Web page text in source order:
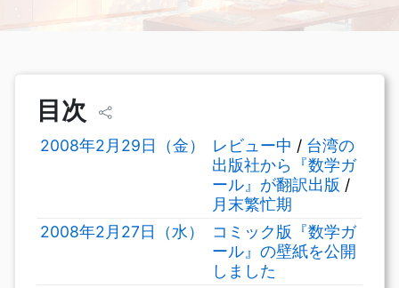
目次
2008年2月29日（金） レビュー中 / 台湾の
出版社から『数学ガ
ール』が翻訳出版 /
月末繁忙期
2008年2月27日（水）
コミック版『数学ガ
ール』の壁紙を公開
しました